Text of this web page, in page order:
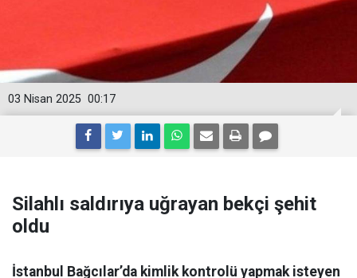
00:17
03 Nisan 2025
Silahlı saldırıya uğrayan bekçi şehit
oldu
İstanbul Bağcılar’da kimlik kontrolü yapmak isteyen